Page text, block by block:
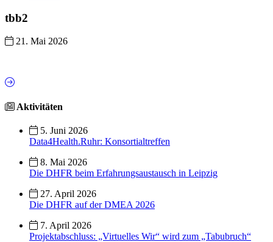
tbb2
21. Mai 2026
Aktivitäten
5. Juni 2026
Data4Health.Ruhr: Konsortialtreffen
8. Mai 2026
Die DHFR beim Erfahrungsaustausch in Leipzig
27. April 2026
Die DHFR auf der DMEA 2026
7. April 2026
Projektabschluss: „Virtuelles Wir“ wird zum „Tabubruch“